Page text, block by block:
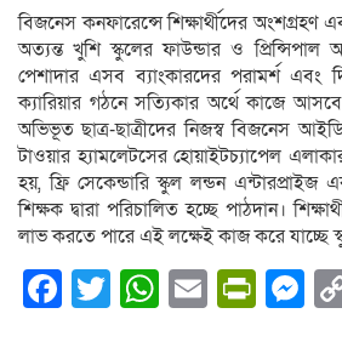
বিজনেস কনফারেন্সে শিক্ষার্থীদের অংশগ্রহণ
অত্যন্ত খুশি স্কুলের ফাউন্ডার ও
পেশাদার এসব ব্যাংকারদের পরামর্শ এবং
ক্যারিয়ার গঠনে সত্যিকার অর্থে কাজে
অভিভূত ছাত্র-ছাত্রীদের নিজস্ব বিজনেস
টাওয়ার হ্যামলেটসের হোয়াইটচ্যাপেল
হয়, ফ্রি সেকেন্ডারি স্কুল লন্ডন এন্টারপ্রাইজ
শিক্ষক দ্বারা পরিচালিত হচ্ছে পাঠদান।
লাভ করতে পারে এই লক্ষেই কাজ করে যাচ্ছে
Facebook
Twitter
WhatsApp
Email